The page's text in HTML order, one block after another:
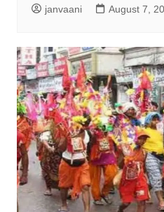
janvaani August 7,